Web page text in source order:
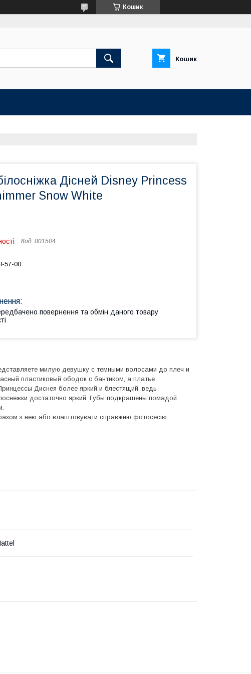
Кошик
Кошик
Дісней Disney Princess
Snow White
Код: 001504
57-00
повернення та обмін даного товару
милую девушку с темными волосами до плеч и
пластиковый ободок с бантиком, а платье
Диснея более яркий и блестящий, ведь
достаточно яркий. Губы подкрашены помадой
з нею або влаштовувати справжню фотосесію.